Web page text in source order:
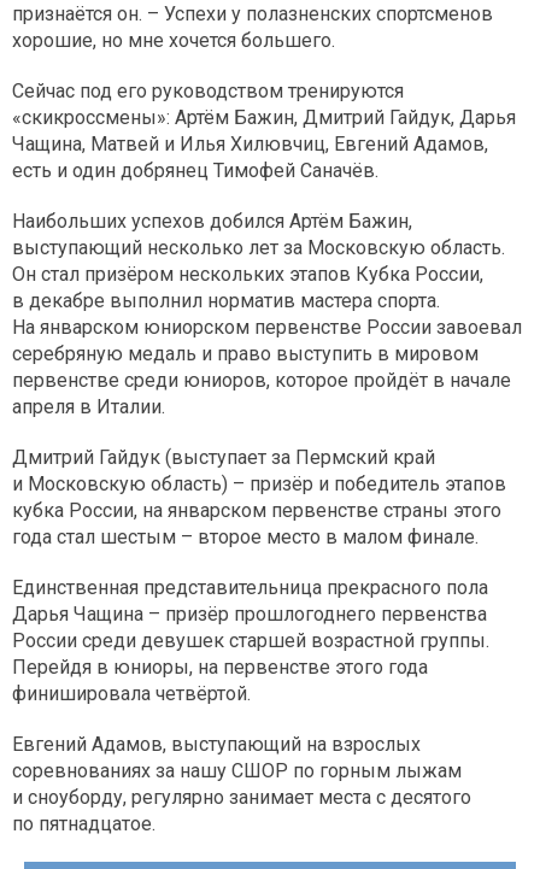
признаётся он. – Успехи у полазненских спортсменов
хорошие, но мне хочется большего.
Сейчас под его руководством тренируются
«скикроссмены»: Артём Бажин, Дмитрий Гайдук, Дарья
Чащина, Матвей и Илья Хилювчиц, Евгений Адамов,
есть и один добрянец Тимофей Саначёв.
Наибольших успехов добился Артём Бажин,
выступающий несколько лет за Московскую область.
Он стал призёром нескольких этапов Кубка России,
в декабре выполнил норматив мастера спорта.
На январском юниорском первенстве России завоевал
серебряную медаль и право выступить в мировом
первенстве среди юниоров, которое пройдёт в начале
апреля в Италии.
Дмитрий Гайдук (выступает за Пермский край
и Московскую область) – призёр и победитель этапов
кубка России, на январском первенстве страны этого
года стал шестым – второе место в малом финале.
Единственная представительница прекрасного пола
Дарья Чащина – призёр прошлогоднего первенства
России среди девушек старшей возрастной группы.
Перейдя в юниоры, на первенстве этого года
финишировала четвёртой.
Евгений Адамов, выступающий на взрослых
соревнованиях за нашу СШОР по горным лыжам
и сноуборду, регулярно занимает места с десятого
по пятнадцатое.